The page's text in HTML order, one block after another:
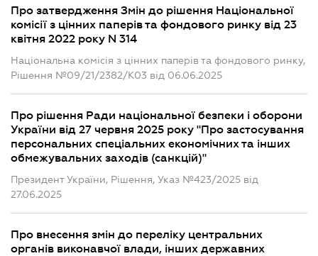
Про затвердження Змін до рішення Національної
комісії з цінних паперів та фондового ринку від 23
квітня 2022 року N 314
Національна комісія з цінних паперів та фондового ринку,
Рішення №09/21/2382/К03 від 06.06.2025
Про рішення Ради національної безпеки і оборони
України від 27 червня 2025 року "Про застосування
персональних спеціальних економічних та інших
обмежувальних заходів (санкцій)"
Президент України, Рішення, Указ №423/2025 від
27.06.2025
Про внесення змін до переліку центральних
органів виконавчої влади, інших державних